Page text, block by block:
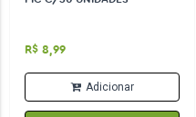
R$ 8,99
Adicionar